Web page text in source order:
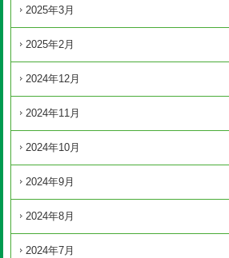
2025年3月
2025年2月
2024年12月
2024年11月
2024年10月
2024年9月
2024年8月
2024年7月